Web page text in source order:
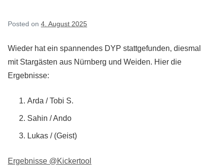
Posted on 4. August 2025
Wieder hat ein spannendes DYP stattgefunden, diesmal
mit Stargästen aus Nürnberg und Weiden. Hier die
Ergebnisse:
Arda / Tobi S.
Sahin / Ando
Lukas / (Geist)
Ergebnisse @Kickertool